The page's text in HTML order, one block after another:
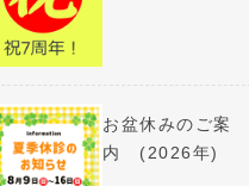
お盆休みのご案
内 (2026年)